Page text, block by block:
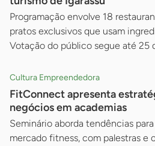
Programação envolve 18
pratos exclusivos que usam
Votação do público segue até 25
Cultura Empreendedora
FitConnect apresenta
negócios em academias
Seminário aborda tendências
mercado fitness, com palestras e